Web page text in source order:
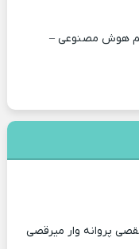
هوش مصنوعی –
پروانه وار میرقصی